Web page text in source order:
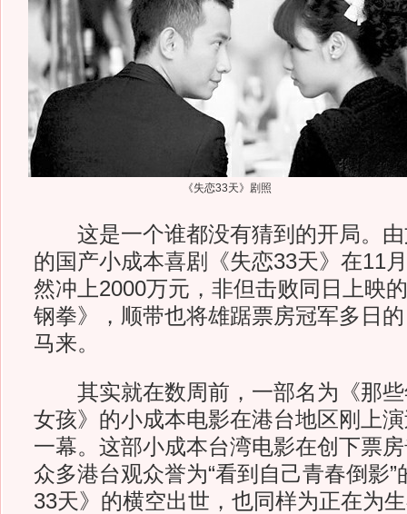
《失恋33天》剧照
这是一个谁都没有猜到的开局。由
的国产小成本喜剧《失恋33天》在11
然冲上2000万元，非但击败同日上映
钢拳》，顺带也将雄踞票房冠军多日
马来。
其实就在数周前，一部名为《那些
女孩》的小成本电影在港台地区刚上
一幕。这部小成本台湾电影在创下票
众多港台观众誉为“看到自己青春倒影
33天》的横空出世，也同样为正在为